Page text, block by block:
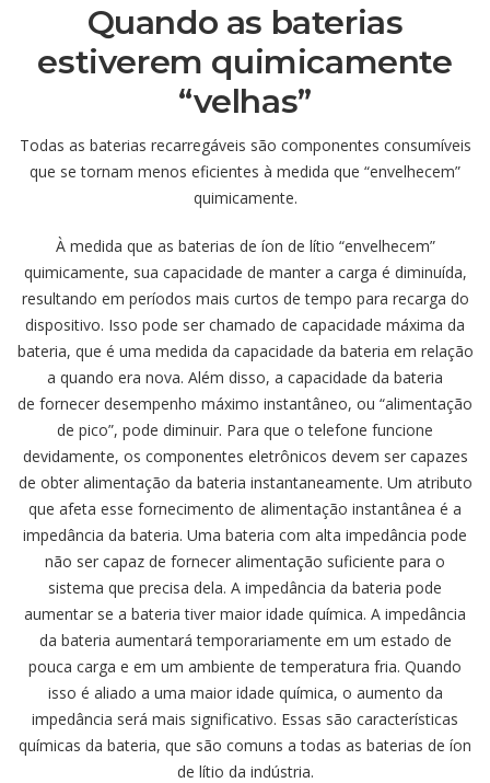
Quando as baterias
estiverem quimicamente
“velhas”
Todas as baterias recarregáveis são componentes consumíveis
que se tornam menos eficientes à medida que “envelhecem”
quimicamente.
À medida que as baterias de íon de lítio “envelhecem”
quimicamente, sua capacidade de manter a carga é diminuída,
resultando em períodos mais curtos de tempo para recarga do
dispositivo. Isso pode ser chamado de capacidade máxima da
bateria, que é uma medida da capacidade da bateria em relação
a quando era nova. Além disso, a capacidade da bateria
de fornecer desempenho máximo instantâneo, ou “alimentação
de pico”, pode diminuir. Para que o telefone funcione
devidamente, os componentes eletrônicos devem ser capazes
de obter alimentação da bateria instantaneamente. Um atributo
que afeta esse fornecimento de alimentação instantânea é a
impedância da bateria. Uma bateria com alta impedância pode
não ser capaz de fornecer alimentação suficiente para o
sistema que precisa dela. A impedância da bateria pode
aumentar se a bateria tiver maior idade química. A impedância
da bateria aumentará temporariamente em um estado de
pouca carga e em um ambiente de temperatura fria. Quando
isso é aliado a uma maior idade química, o aumento da
impedância será mais significativo. Essas são características
químicas da bateria, que são comuns a todas as baterias de íon
de lítio da indústria.